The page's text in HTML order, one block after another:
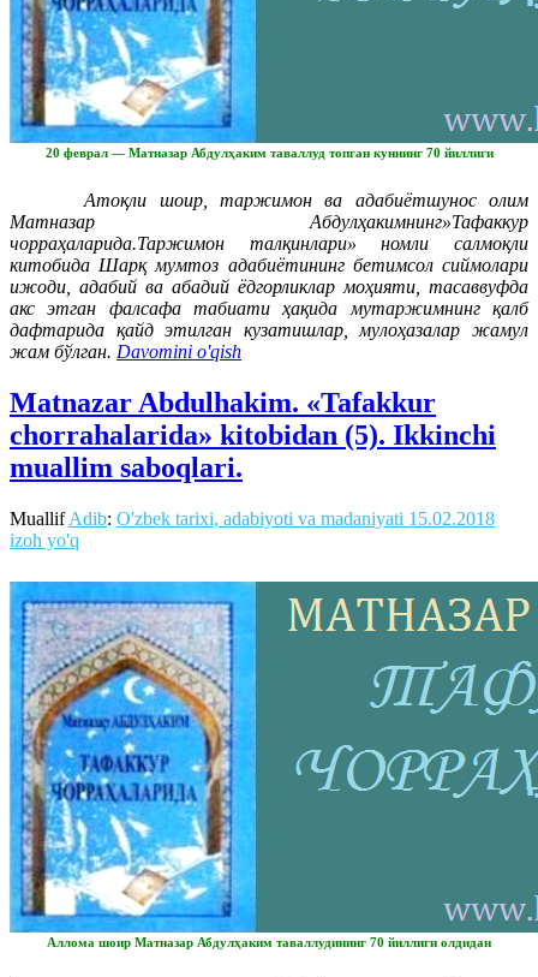
20 феврал — Матназар Абдулҳаким таваллуд топган куннинг 70 йиллиги
Атоқли шоир, таржимон ва адабиётшунос олим
Матназар Абдулҳакимнинг»Тафаккур
чорраҳаларида.Таржимон талқинлари» номли салмоқли
китобида Шарқ мумтоз адабиётининг бетимсол сиймолари
ижоди, адабий ва абадий ёдгорликлар моҳияти, тасаввуфда
акс этган фалсафа табиати ҳақида мутаржимнинг қалб
дафтарида қайд этилган кузатишлар, мулоҳазалар жамул
жам бўлган. Davomini o'qish
Matnazar Abdulhakim. «Tafakkur
chorrahalarida» kitobidan (5). Ikkinchi
muallim saboqlari.
MuallifAdib: O'zbek tarixi, adabiyoti va madaniyati 15.02.2018
izoh yo'q
Аллома шоир Матназар Абдулҳаким таваллудининг 70 йиллиги олдидан